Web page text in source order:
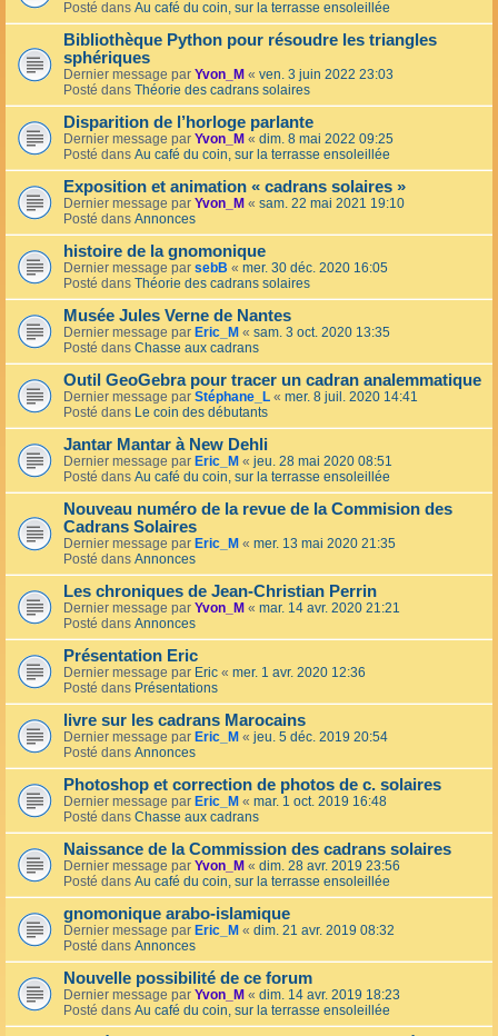
Posté dans Au café du coin, sur la terrasse ensoleillée
Bibliothèque Python pour résoudre les triangles
sphériques
Dernier message par Yvon_M « ven. 3 juin 2022 23:03
Posté dans Théorie des cadrans solaires
Disparition de l’horloge parlante
Dernier message par Yvon_M « dim. 8 mai 2022 09:25
Posté dans Au café du coin, sur la terrasse ensoleillée
Exposition et animation « cadrans solaires »
Dernier message par Yvon_M « sam. 22 mai 2021 19:10
Posté dans Annonces
histoire de la gnomonique
Dernier message par sebB « mer. 30 déc. 2020 16:05
Posté dans Théorie des cadrans solaires
Musée Jules Verne de Nantes
Dernier message par Eric_M « sam. 3 oct. 2020 13:35
Posté dans Chasse aux cadrans
Outil GeoGebra pour tracer un cadran analemmatique
Dernier message par Stéphane_L « mer. 8 juil. 2020 14:41
Posté dans Le coin des débutants
Jantar Mantar à New Dehli
Dernier message par Eric_M « jeu. 28 mai 2020 08:51
Posté dans Au café du coin, sur la terrasse ensoleillée
Nouveau numéro de la revue de la Commision des
Cadrans Solaires
Dernier message par Eric_M « mer. 13 mai 2020 21:35
Posté dans Annonces
Les chroniques de Jean-Christian Perrin
Dernier message par Yvon_M « mar. 14 avr. 2020 21:21
Posté dans Annonces
Présentation Eric
Dernier message par Eric « mer. 1 avr. 2020 12:36
Posté dans Présentations
livre sur les cadrans Marocains
Dernier message par Eric_M « jeu. 5 déc. 2019 20:54
Posté dans Annonces
Photoshop et correction de photos de c. solaires
Dernier message par Eric_M « mar. 1 oct. 2019 16:48
Posté dans Chasse aux cadrans
Naissance de la Commission des cadrans solaires
Dernier message par Yvon_M « dim. 28 avr. 2019 23:56
Posté dans Au café du coin, sur la terrasse ensoleillée
gnomonique arabo-islamique
Dernier message par Eric_M « dim. 21 avr. 2019 08:32
Posté dans Annonces
Nouvelle possibilité de ce forum
Dernier message par Yvon_M « dim. 14 avr. 2019 18:23
Posté dans Au café du coin, sur la terrasse ensoleillée